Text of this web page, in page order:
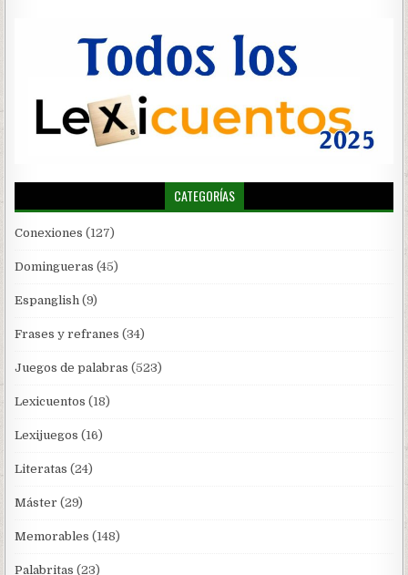
CATEGORÍAS
Conexiones (127)
Domingueras (45)
Espanglish (9)
Frases y refranes (34)
Juegos de palabras (523)
Lexicuentos (18)
Lexijuegos (16)
Literatas (24)
Máster (29)
Memorables (148)
Palabritas (23)